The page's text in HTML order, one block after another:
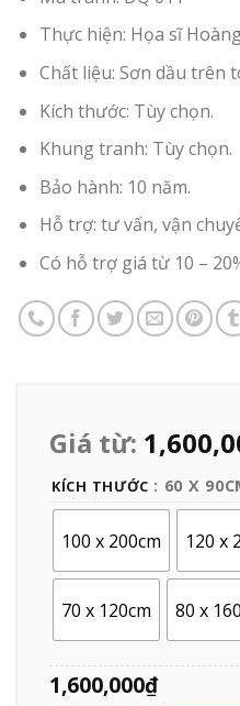
Thực hiện: Họa sĩ
Chất liệu: Sơn dầu trên
Kích thước: Tùy chọn.
Khung tranh: Tùy chọn.
Bảo hành: 10 năm.
Hỗ trợ: tư vấn, vận
Có hỗ trợ giá từ 10 –
Giá từ:
KÍCH THƯỚC : 60 X
100 x 200cm 120 x
70 x 120cm 80 x
1,600,000₫